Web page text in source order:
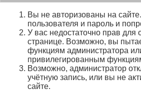
Вы не авторизованы на
пользователя и пароль и
У вас недостаточно прав для
странице. Возможно, вы
функциям администратора
привилегированным
Возможно, администратор
учётную запись, или вы не
сайте.